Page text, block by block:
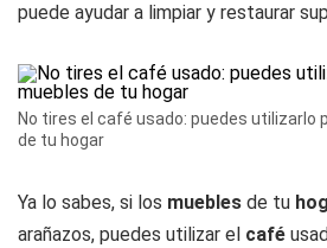
puede ayudar a limpiar y restaurar
No tires el café usado: puedes utilizarlo
de tu hogar
Ya lo sabes, si los muebles de tu
arañazos, puedes utilizar el café